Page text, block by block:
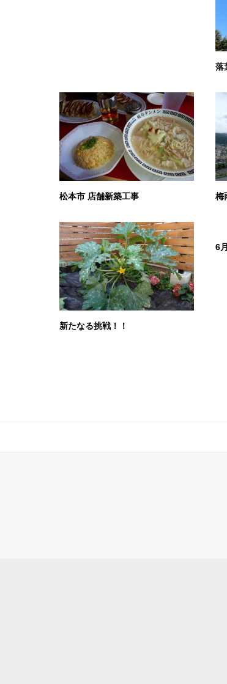
落
松本市 店舗新築工事 梅
新たなる挑戦！！
6